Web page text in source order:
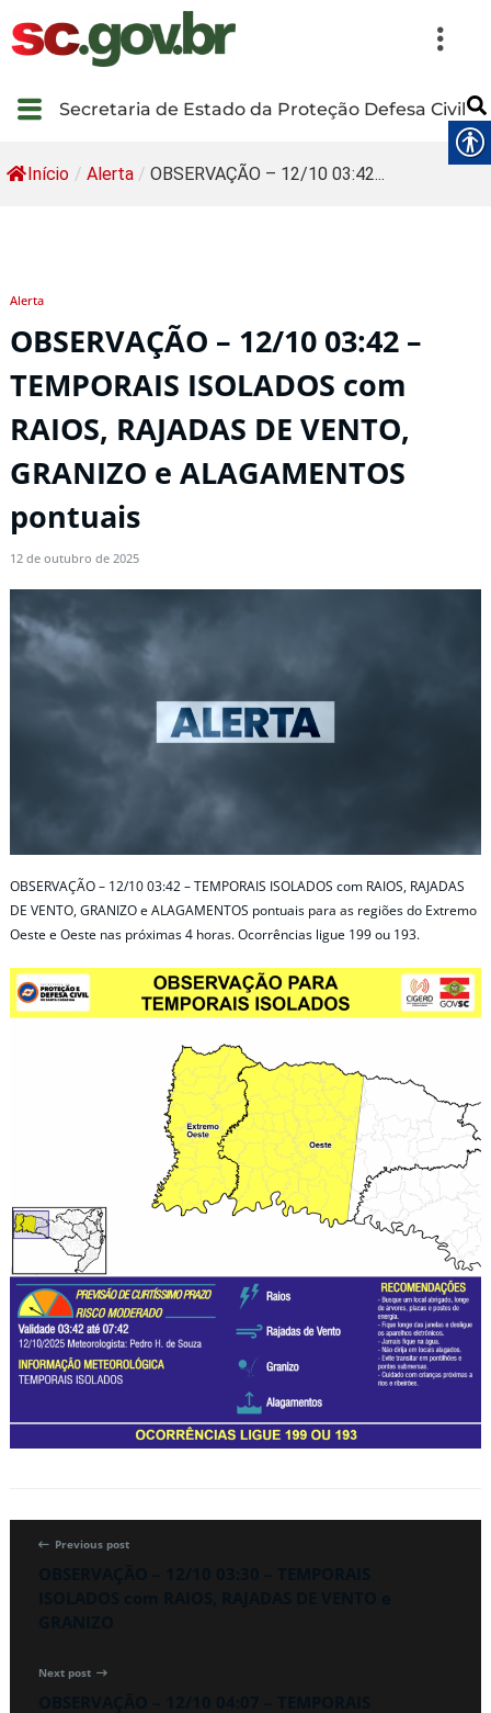
Secretaria de Estado da Proteção Defesa Civil
Início / Alerta / OBSERVAÇÃO – 12/10 03:42...
Alerta
OBSERVAÇÃO – 12/10 03:42 –
TEMPORAIS ISOLADOS com
RAIOS, RAJADAS DE VENTO,
GRANIZO e ALAGAMENTOS
pontuais
12 de outubro de 2025
OBSERVAÇÃO – 12/10 03:42 – TEMPORAIS ISOLADOS com RAIOS, RAJADAS
DE VENTO, GRANIZO e ALAGAMENTOS pontuais para as regiões do Extremo
Oeste e Oeste nas próximas 4 horas. Ocorrências ligue 199 ou 193.
Previous post
Next post